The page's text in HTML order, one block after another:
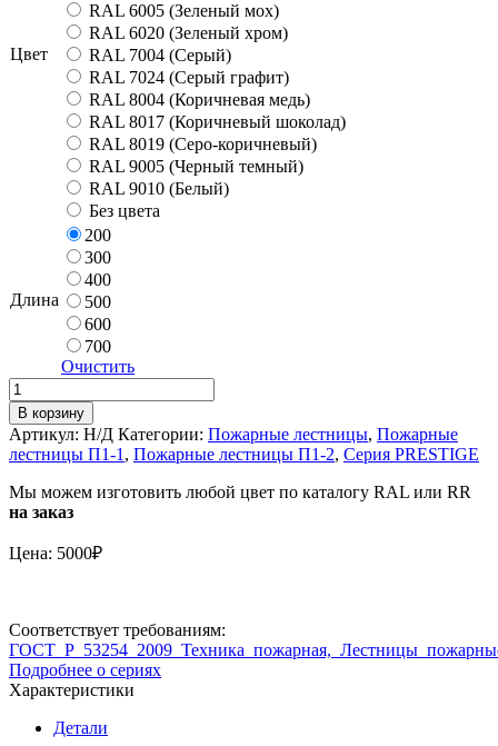
Цвет
RAL 6005 (Зеленый мох)
RAL 6020 (Зеленый хром)
RAL 7004 (Серый)
RAL 7024 (Серый графит)
RAL 8004 (Коричневая медь)
RAL 8017 (Коричневый шоколад)
RAL 8019 (Серо-коричневый)
RAL 9005 (Черный темный)
RAL 9010 (Белый)
Без цвета
Длина
200
300
400
500
600
700
Очистить
Количество
Центральный
кронштейн
для
крепления
пожарной
лестницы
сэндвич-
панели
В корзину
Артикул: Н/Д Категории: Пожарные лестницы, Пожарные
лестницы П1-1 , Пожарные лестницы П1-2, Серия PRESTIGE
Мы можем изготовить любой цвет по каталогу RAL или RR
на заказ
Цена: 5000₽
Соответствует требованиям:
Подробнее о сериях
Характеристики
Детали